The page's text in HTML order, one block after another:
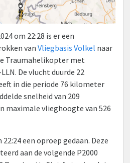
om 22:28 is er een
van Vliegbasis Volkel naar
Traumahelikopter met
De vlucht duurde 22
in die periode 76 kilometer
snelheid van 209
maximale vlieghoogte van 526
een oproep gedaan. Deze
aan de volgende P2000